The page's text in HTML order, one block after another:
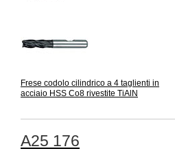
Frese codolo cilindrico a 4 taglienti in
acciaio HSS Co8 rivestite TiAlN
A25 176